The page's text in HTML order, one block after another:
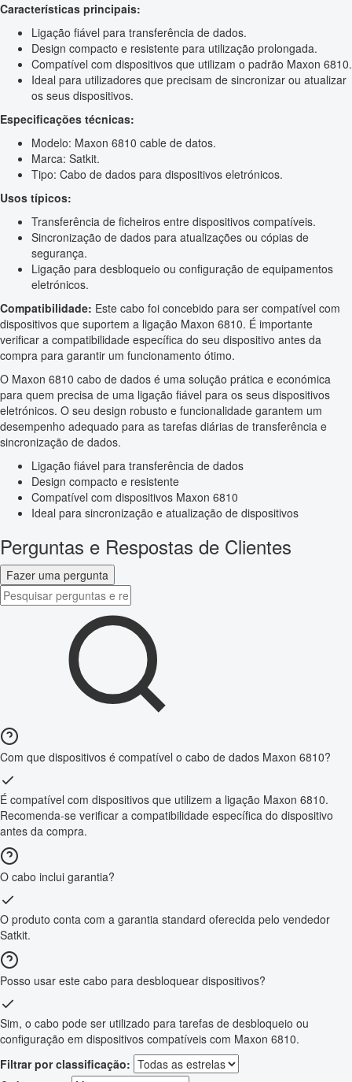
Características principais:
Ligação fiável para transferência de dados.
Design compacto e resistente para utilização prolongada.
Compatível com dispositivos que utilizam o padrão Maxon 6810.
Ideal para utilizadores que precisam de sincronizar ou atualizar
os seus dispositivos.
Especificações técnicas:
Modelo: Maxon 6810 cable de datos.
Marca: Satkit.
Tipo: Cabo de dados para dispositivos eletrónicos.
Usos típicos:
Transferência de ficheiros entre dispositivos compatíveis.
Sincronização de dados para atualizações ou cópias de
segurança.
Ligação para desbloqueio ou configuração de equipamentos
eletrónicos.
Compatibilidade: Este cabo foi concebido para ser compatível com
dispositivos que suportem a ligação Maxon 6810. É importante
verificar a compatibilidade específica do seu dispositivo antes da
compra para garantir um funcionamento ótimo.
O Maxon 6810 cabo de dados é uma solução prática e económica
para quem precisa de uma ligação fiável para os seus dispositivos
eletrónicos. O seu design robusto e funcionalidade garantem um
desempenho adequado para as tarefas diárias de transferência e
sincronização de dados.
Ligação fiável para transferência de dados
Design compacto e resistente
Compatível com dispositivos Maxon 6810
Ideal para sincronização e atualização de dispositivos
Perguntas e Respostas de Clientes
Fazer uma pergunta
Com que dispositivos é compatível o cabo de dados Maxon 6810?
É compatível com dispositivos que utilizem a ligação Maxon 6810.
Recomenda-se verificar a compatibilidade específica do dispositivo
antes da compra.
O cabo inclui garantia?
O produto conta com a garantia standard oferecida pelo vendedor
Satkit.
Posso usar este cabo para desbloquear dispositivos?
Sim, o cabo pode ser utilizado para tarefas de desbloqueio ou
configuração em dispositivos compatíveis com Maxon 6810.
Filtrar por classificação: